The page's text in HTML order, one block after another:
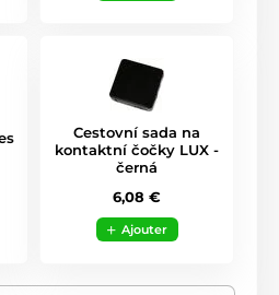
Cestovní sada na
kontaktní čočky LUX -
černá
6,08 €
Ajouter